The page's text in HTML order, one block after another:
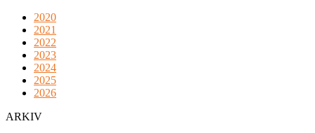
2020
2021
2022
2023
2024
2025
2026
ARKIV